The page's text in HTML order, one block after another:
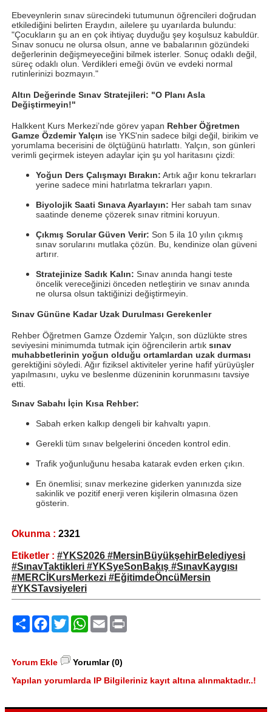
Ebeveynlerin sınav sürecindeki tutumunun öğrencileri doğrudan
etkilediğini belirten Eraydın, ailelere şu uyarılarda bulundu:
"Çocukların şu an en çok ihtiyaç duyduğu şey koşulsuz kabuldür.
Sınav sonucu ne olursa olsun, anne ve babalarının gözündeki
değerlerinin değişmeyeceğini bilmek isterler. Sonuç odaklı değil,
süreç odaklı olun. Verdikleri emeği övün ve evdeki normal
rutinlerinizi bozmayın."
Altın Değerinde Sınav Stratejileri: "O Planı Asla
Değiştirmeyin!"
Halkkent Kurs Merkezi’nde görev yapan Rehber Öğretmen
Gamze Özdemir Yalçın ise YKS'nin sadece bilgi değil, birikim ve
yorumlama becerisini de ölçtüğünü hatırlattı. Yalçın, son günleri
verimli geçirmek isteyen adaylar için şu yol haritasını çizdi:
Yoğun Ders Çalışmayı Bırakın: Artık ağır konu tekrarları
yerine sadece mini hatırlatma tekrarları yapın.
Biyolojik Saati Sınava Ayarlayın: Her sabah tam sınav
saatinde deneme çözerek sınav ritmini koruyun.
Çıkmış Sorular Güven Verir: Son 5 ila 10 yılın çıkmış
sınav sorularını mutlaka çözün. Bu, kendinize olan güveni
artırır.
Stratejinize Sadık Kalın: Sınav anında hangi teste
öncelik vereceğinizi önceden netleştirin ve sınav anında
ne olursa olsun taktiğinizi değiştirmeyin.
Sınav Gününe Kadar Uzak Durulması Gerekenler
Rehber Öğretmen Gamze Özdemir Yalçın, son düzlükte stres
seviyesini minimumda tutmak için öğrencilerin artık sınav
muhabbetlerinin yoğun olduğu ortamlardan uzak durması
gerektiğini söyledi. Ağır fiziksel aktiviteler yerine hafif yürüyüşler
yapılmasını, uyku ve beslenme düzeninin korunmasını tavsiye
etti.
Sınav Sabahı İçin Kısa Rehber:
Sabah erken kalkıp dengeli bir kahvaltı yapın.
Gerekli tüm sınav belgelerini önceden kontrol edin.
Trafik yoğunluğunu hesaba katarak evden erken çıkın.
En önemlisi; sınav merkezine giderken yanınızda size
sakinlik ve pozitif enerji veren kişilerin olmasına özen
gösterin.
Okunma : 2321
Etiketler : #YKS2026 #MersinBüyükşehirBelediyesi
#SınavTaktikleri #YKSyeSonBakış #SınavKaygısı
#MERCİKursMerkezi #EğitimdeÖncüMersin
#YKSTavsiyeleri
PaylaşFacebook
TwitterWhatsApp
Email
Yorum Ekle
Yorumlar (0)
Yapılan yorumlarda IP Bilgileriniz kayıt altına alınmaktadır..!